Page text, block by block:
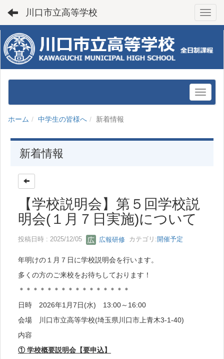
川口市立高等学校
ホーム 中学生の皆様へ 新着情報
新着情報
【学校説明会】第５回学校説
明会(１月７日実施)について
投稿日時 : 2025/12/05 広報研修 カテゴリ:開催予定
年明けの１月７日に学校説明会を行います。
多くの方のご来校をお待ちしております！
＊＊＊＊＊＊＊＊＊＊＊＊＊＊＊＊
日時 2026年1月7日(水) 13:00～16:00
会場 川口市立高等学校(埼玉県川口市上青木3-1-40)
内容
① 学校概要説明会【要申込】